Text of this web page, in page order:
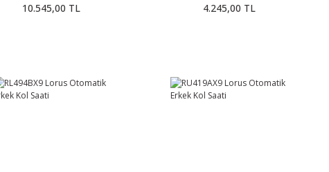
10.545,00 TL 4.245,00 TL